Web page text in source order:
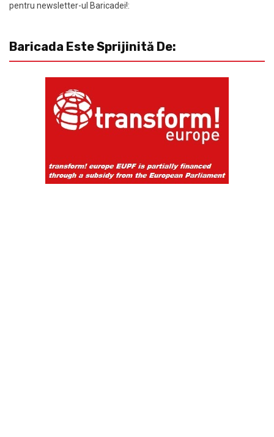
pentru newsletter-ul Baricadei!:
Baricada Este Sprijinită De: